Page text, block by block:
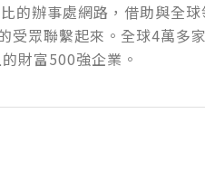
的辦事處網路，借助與全
受眾聯繫起來。全球4萬多
財富500強企業。